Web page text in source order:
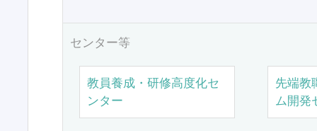
センター等
教員養成・研修高度化セ
ンター
先端教
ム開発